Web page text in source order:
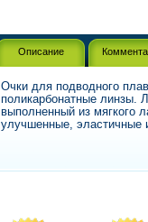
Описание
Очки для подводного
поликарбонатные линзы.
выполненный из мягкого
улучшенные, эластичные